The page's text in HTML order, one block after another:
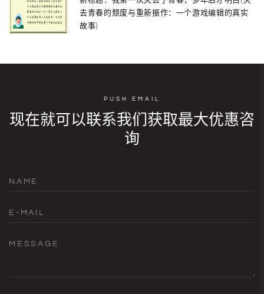
去青春的颓废与重新振作：一个游戏编辑的真实
故事)
PUSH EMAIL
现在就可以联系我们获取最大优惠咨
询
NAME
E-MAIL
MESSAGE